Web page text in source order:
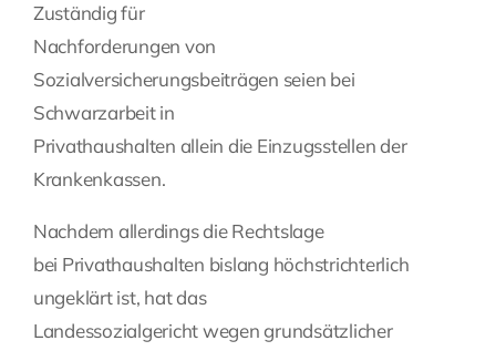
Zuständig für
Nachforderungen von
Sozialversicherungsbeiträgen seien bei
Schwarzarbeit in
Privathaushalten allein die Einzugsstellen der
Krankenkassen.
Nachdem allerdings die Rechtslage
bei Privathaushalten bislang höchstrichterlich
ungeklärt ist, hat das
Landessozialgericht wegen grundsätzlicher